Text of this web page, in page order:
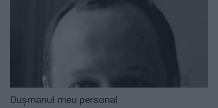
Dușmanul meu personal